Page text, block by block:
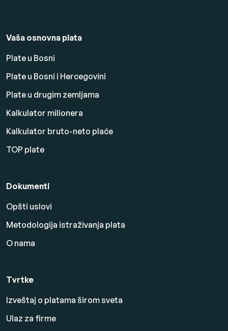
Vaša osnovna plata
Plate u Bosni
Plate u Bosni i Hercegovini
Plate u drugim zemljama
Kalkulator milionera
Kalkulator bruto-neto plaće
TOP plate
Dokumenti
Opšti uslovi
Metodologija istraživanja plata
O nama
Tvrtke
Izveštaj o platama širom sveta
Ulaz za firme